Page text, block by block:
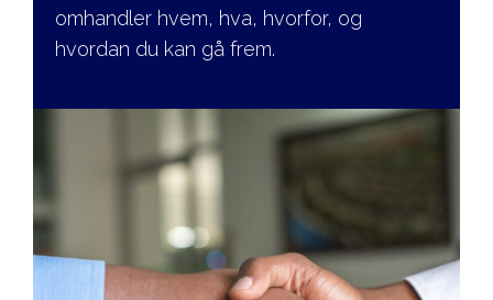
omhandler hvem, hva, hvorfor, og
hvordan du kan gå frem.